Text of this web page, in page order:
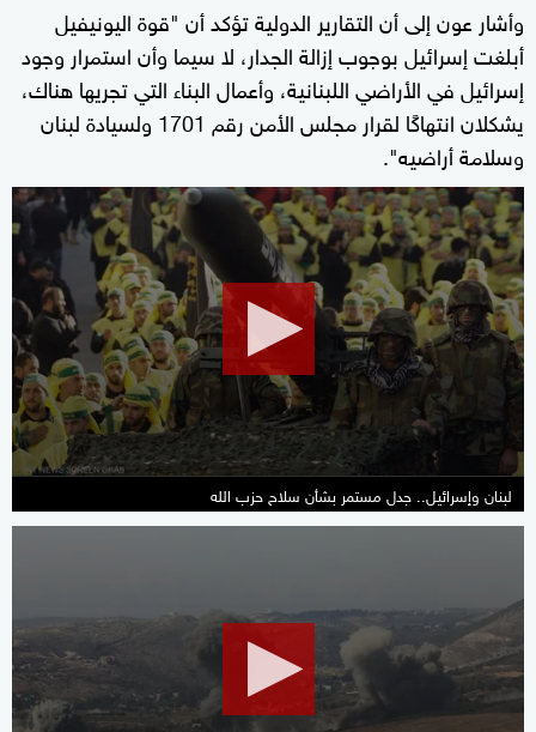
وأشار عون إلى أن التقارير الدولية تؤكد أن "قوة اليونيفيل
أبلغت إسرائيل بوجوب إزالة الجدار، لا سيما وأن استمرار وجود
إسرائيل في الأراضي اللبنانية، وأعمال البناء التي تجريها هناك،
يشكلان انتهاكًا لقرار مجلس الأمن رقم 1701 ولسيادة لبنان
وسلامة أراضيه".
0
seconds
of
minutes,
2
seconds
لبنان وإسرائيل.. جدل مستمر بشأن سلاح حزب الله
minutes,
19
seconds